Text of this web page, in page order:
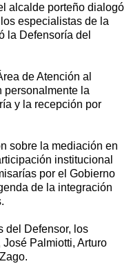
alcalde porteño dialogó
especialistas de la
la Defensoría del
de Atención al
personalmente la
y la recepción por
sobre la mediación en
institucional
por el Gobierno
de la integración
del Defensor, los
Palmiotti, Arturo